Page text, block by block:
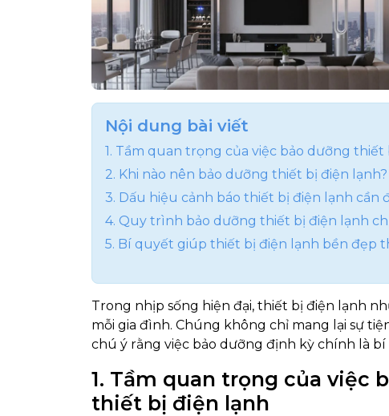
Nội dung bài viết
1. Tầm quan trọng của việc bảo dưỡng thiết
2. Khi nào nên bảo dưỡng thiết bị điện lạnh?
3. Dấu hiệu cảnh báo thiết bị điện lạnh cần
4. Quy trình bảo dưỡng thiết bị điện lạnh
5. Bí quyết giúp thiết bị điện lạnh bền đẹp
Trong nhịp sống hiện đại, thiết bị điện lạnh
mỗi gia đình. Chúng không chỉ mang lại sự
chú ý rằng việc bảo dưỡng định kỳ chính là
1. Tầm quan trọng của việc
thiết bị điện lạnh